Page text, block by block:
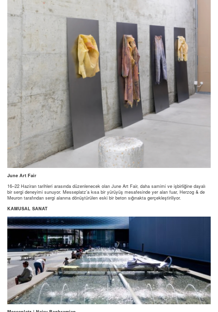
June Art Fair
16–22 Haziran tarihleri arasında düzenlenecek olan June Art Fair, daha samimi ve işbirliğine dayalı
bir sergi deneyimi sunuyor. Messeplatz’a kısa bir yürüyüş mesafesinde yer alan fuar, Herzog & de
Meuron tarafından sergi alanına dönüştürülen eski bir beton sığınakta gerçekleştiriliyor.
KAMUSAL SANAT